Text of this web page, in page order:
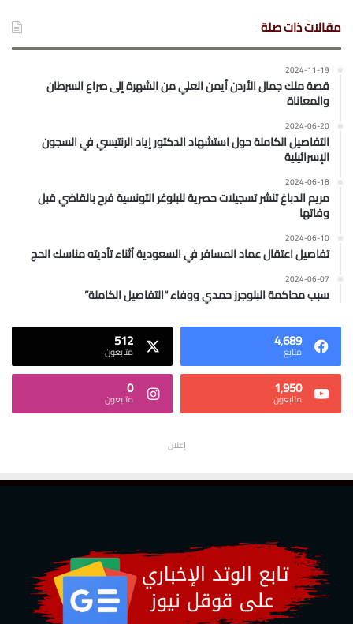
مقالات ذات صلة
2024-11-19
قصة ملك جمال الأردن أيمن العلي من الشهرة إلى صراع السرطان
والمعاناة
2024-06-20
التفاصيل الكاملة حول استشهاد الدكتور إياد الرنتيسي في السجون
الإسرائيلية
2024-06-18
مريم الدباغ تنشر تسجيلات حصرية للبلوغر التونسية فرح بالقاضي قبل
وفاتها
2024-06-10
تفاصيل اعتقال عماد المسافر في السعودية أثناء تأديته مناسك الحج
2024-06-07
سبب محاكمة البلوجرز حمدي ووفاء “التفاصيل الكاملة”
4٬689
متابع 512
متابعون
1٬950
متابعون 0
متابعون
إعلان